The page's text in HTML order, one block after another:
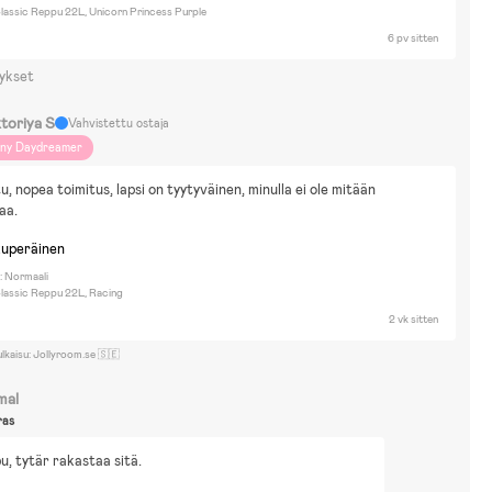
Reppu 22L, Unicorn Princess Purple
6 pv sitten
S
Vahvistettu ostaja
Daydreamer
nopea toimitus, lapsi on tyytyväinen, minulla ei ole mitään
Normaali
Reppu 22L, Racing
2 vk sitten
Jollyroom.se 🇸🇪
tytär rakastaa sitä.